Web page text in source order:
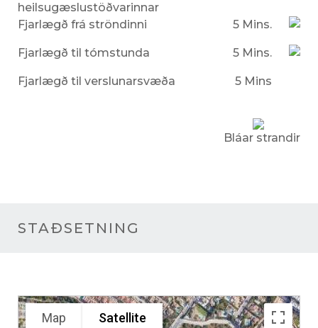
heilsugæslustöðvarinnar
Fjarlægð frá ströndinni 5 Mins.
Fjarlægð til tómstunda 5 Mins.
Fjarlægð til verslunarsvæða 5 Mins
Bláar strandir
STAÐSETNING
Map Satellite